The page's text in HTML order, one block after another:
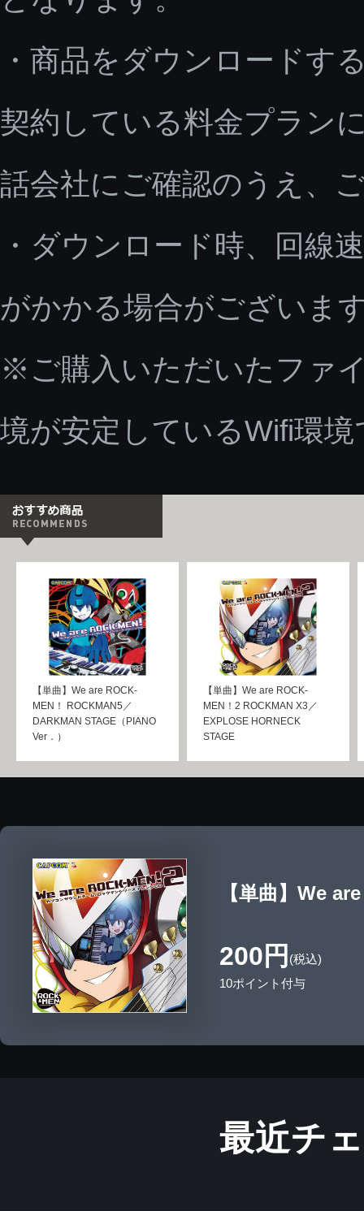
・商品をダウンロードす
契約している料金プラン
話会社にご確認のうえ、
・ダウンロード時、回線
がかかる場合がございま
※ご購入いただいたファ
境が安定しているWifi環
【単曲】We are ROCK-
MEN！ ROCKMAN5／
DARKMAN STAGE（PIANO
Ver．）
【単曲】We are ROCK-
MEN！2 ROCKMAN X3／
EXPLOSE HORNECK
STAGE
【単曲】We
200円 (税込)
10ポイント付与
最近チ